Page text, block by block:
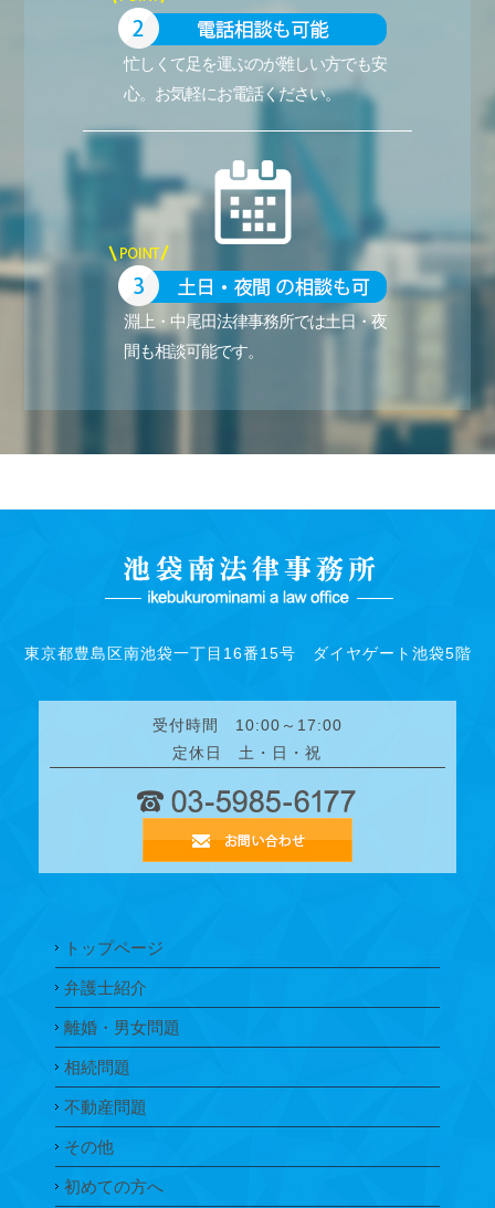
忙しくて足を運ぶのが難しい方でも安
心。お気軽にお電話ください。
淵上・中尾田法律事務所では土日・夜
間も相談可能です。
東京都豊島区南池袋一丁目16番15号 ダイヤゲート池袋5階
受付時間 10:00～17:00
定休日 土・日・祝
トップページ
弁護士紹介
離婚・男女問題
相続問題
不動産問題
その他
初めての方へ